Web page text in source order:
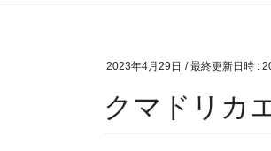
2023年4月29日 / 最終更新日時 :
クマドリカ